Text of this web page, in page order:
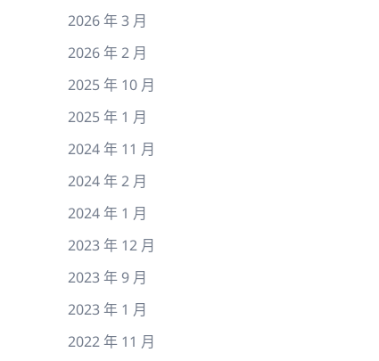
2026 年 3 月
2026 年 2 月
2025 年 10 月
2025 年 1 月
2024 年 11 月
2024 年 2 月
2024 年 1 月
2023 年 12 月
2023 年 9 月
2023 年 1 月
2022 年 11 月